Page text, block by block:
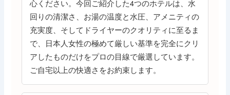
心ください。今回ご紹介した4つのホテルは、水
回りの清潔さ、お湯の温度と水圧、アメニティの
充実度、そしてドライヤーのクオリティに至るま
で、日本人女性の極めて厳しい基準を完全にクリ
アしたものだけをプロの目線で厳選しています。
ご自宅以上の快適さをお約束します。